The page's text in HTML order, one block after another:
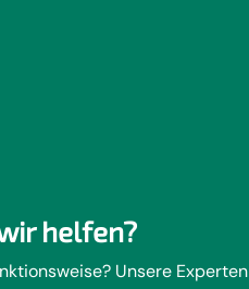
helfen?
Unsere Experten